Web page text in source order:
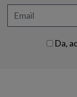
Da,